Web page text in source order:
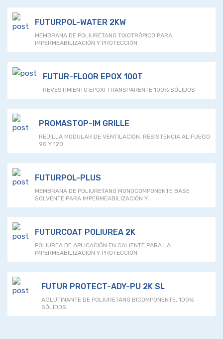
FUTURPOL-WATER 2KW
MEMBRANA DE POLIURETANO TIXOTRÓPICO PARA
IMPERMEABILIZACIÓN Y PROTECCIÓN
FUTUR-FLOOR EPOX 100T
REVESTIMIENTO EPOXI TRANSPARENTE 100% SÓLIDOS
PROMASTOP-IM GRILLE
REJILLA MODULAR DE VENTILACIÓN. RESISTENCIA AL FUEGO
90 Y 120
FUTURPOL-PLUS
MEMBRANA DE POLIURETANO MONOCOMPONENTE BASE
SOLVENTE PARA IMPERMEABILIZACIÓN Y...
FUTURCOAT POLIUREA 2K
POLIUREA DE APLICACIÓN EN CALIENTE PARA LA
IMPERMEABILIZACIÓN Y PROTECCIÓN
FUTUR PROTECT-ADY-PU 2K SL
AGLUTINANTE DE POLIURETANO BICOMPONENTE, 100%
SÓLIDOS